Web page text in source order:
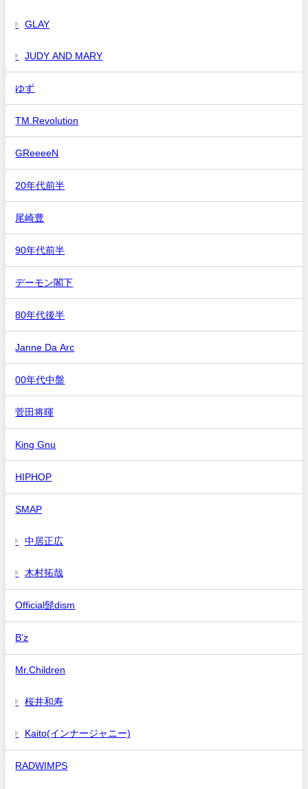
GLAY
JUDY AND MARY
ゆず
TM.Revolution
GReeeeN
20年代前半
尾崎豊
90年代前半
デーモン閣下
80年代後半
Janne Da Arc
00年代中盤
菅田将暉
King Gnu
HIPHOP
SMAP
中居正広
木村拓哉
Official髭dism
B'z
Mr.Children
桜井和寿
Kaito(インナージャニー)
RADWIMPS